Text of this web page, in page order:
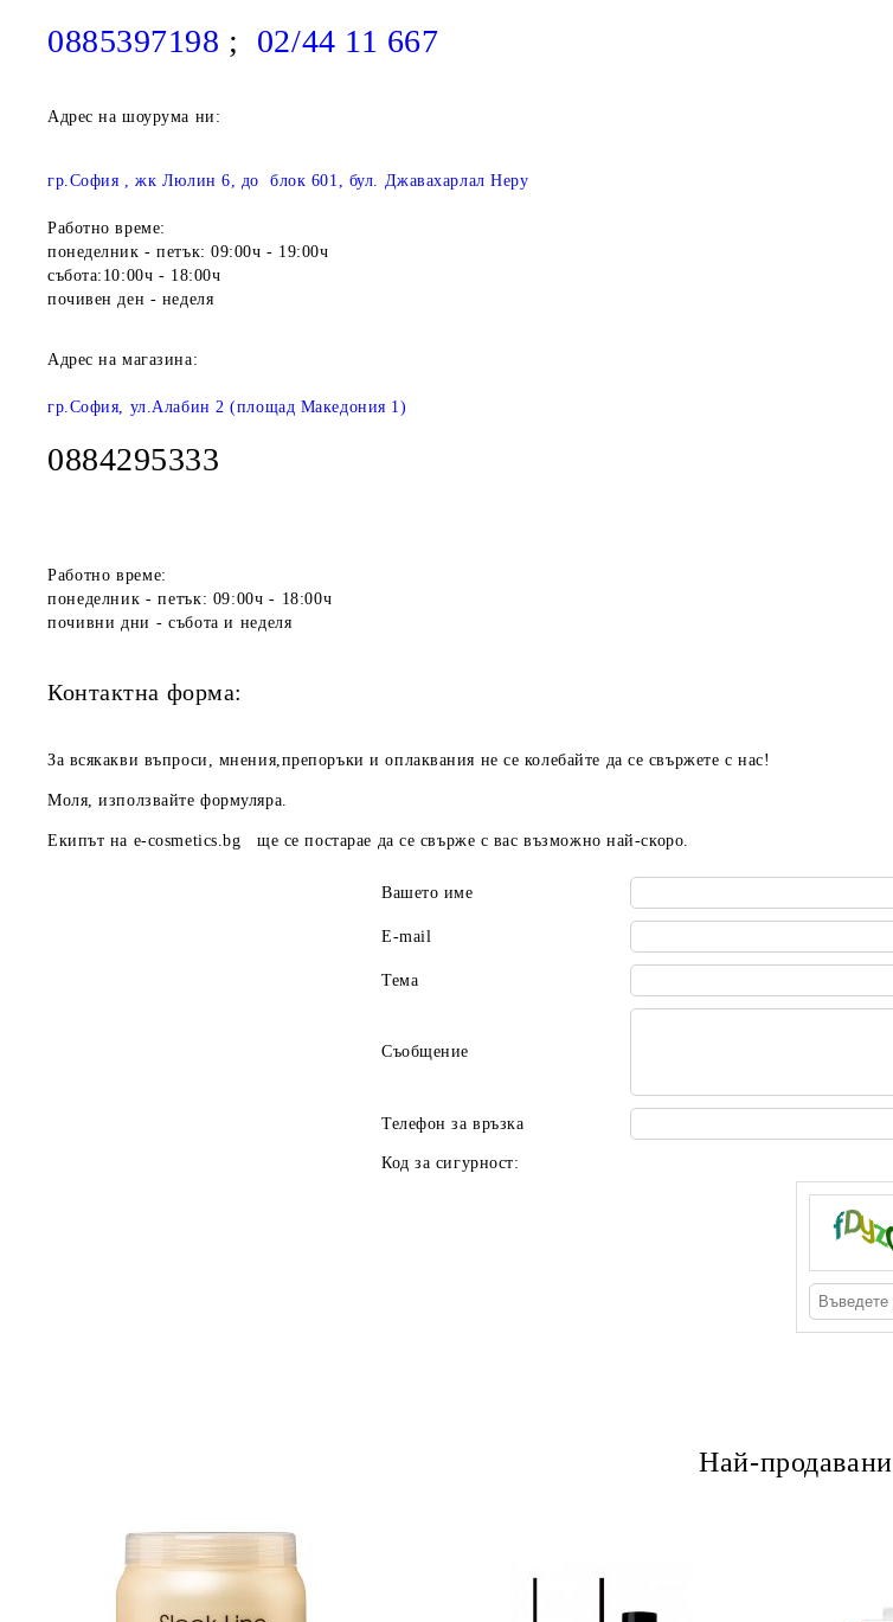
0885397198 ; 02/44 11 667
Адрес на шоурума ни:
гр.София , жк Люлин 6, до блок 601, бул. Джавахарлал Неру
Работно време:
понеделник - петък: 09:00ч - 19:00ч
събота:10:00ч - 18:00ч
почивен ден - неделя
Адрес на магазина:
гр.София, ул.Алабин 2 (площад Македония 1)
0884295333
Работно време:
понеделник - петък: 09:00ч - 18:00ч
почивни дни - събота и неделя
Контактна форма:
За всякакви въпроси, мнения,препоръки и оплаквания не се колебайте да се свържете с нас!
Моля, използвайте формуляра.
Екипът на e-cosmetics.bg ще се постарае да се свърже с вас възможно най-скоро.
Вашето име
E-mail
Тема
Съобщение
Телефон за връзка
Код за сигурност:
Най-продавани